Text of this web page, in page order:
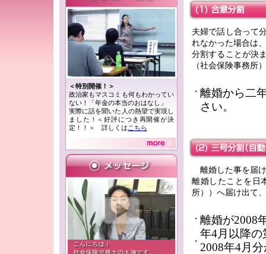
＜特別開催！＞
政治家もマスコミも何もわかってい
ない！「年金の本当のおはなし」
実際に話を聞いた人の熱望で実現し
ました！＜好評につき再開催が決
定！！＞ 詳しくは こちら
夫婦で話し合って
れなかった場合は
分割することが決
（社会保険事務所
・ 離婚から二
さい。
離婚した事を届
離婚したことを日
所））へ届け出て
・
・
離婚が2008
年4月以降
2008年4月